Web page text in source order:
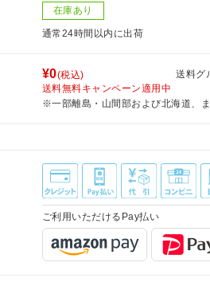
在庫あり
通常24時間以内に出荷
¥0(税込) 送料グ
送料無料キャンペーン適用中
※一部離島・山間部および北海道、
ご利用いただけるPay払い